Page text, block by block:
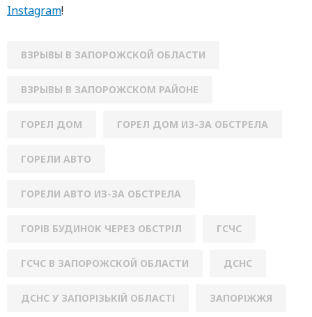
Instagram!
ВЗРЫВЫ В ЗАПОРОЖСКОЙ ОБЛАСТИ
ВЗРЫВЫ В ЗАПОРОЖСКОМ РАЙОНЕ
ГОРЕЛ ДОМ ГОРЕЛ ДОМ ИЗ-ЗА ОБСТРЕЛА
ГОРЕЛИ АВТО
ГОРЕЛИ АВТО ИЗ-ЗА ОБСТРЕЛА
ГОРІВ БУДИНОК ЧЕРЕЗ ОБСТРІЛ ГСЧС
ГСЧС В ЗАПОРОЖСКОЙ ОБЛАСТИ ДСНС
ДСНС У ЗАПОРІЗЬКІЙ ОБЛАСТІ ЗАПОРІЖЖЯ